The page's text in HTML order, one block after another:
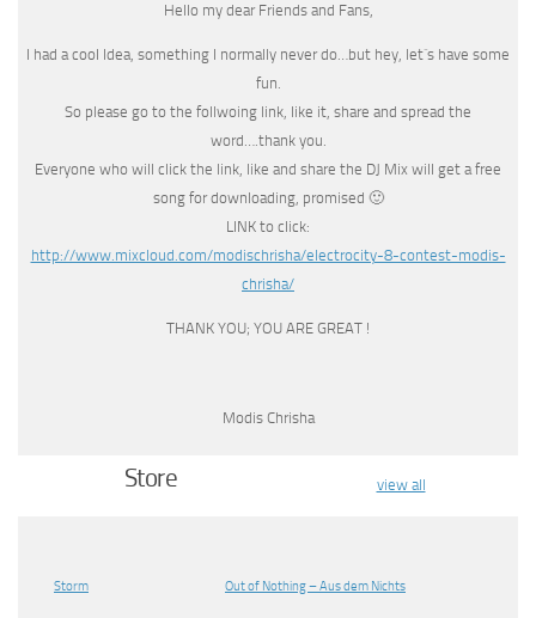
Hello my dear Friends and Fans,
I had a cool Idea, something I normally never do…but hey, let´s have some
fun.
So please go to the follwoing link, like it, share and spread the
word….thank you.
Everyone who will click the link, like and share the DJ Mix will get a free
song for downloading, promised 🙂
LINK to click:
http://www.mixcloud.com/modischrisha/electrocity-8-contest-modis-
chrisha/
THANK YOU; YOU ARE GREAT !
Modis Chrisha
Store view all
Storm Out of Nothing – Aus dem Nichts